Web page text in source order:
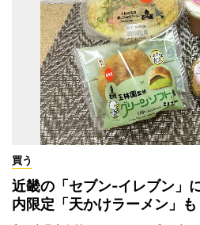
買う
近畿の「セブン-イレブン
内限定「天かけラーメン」も